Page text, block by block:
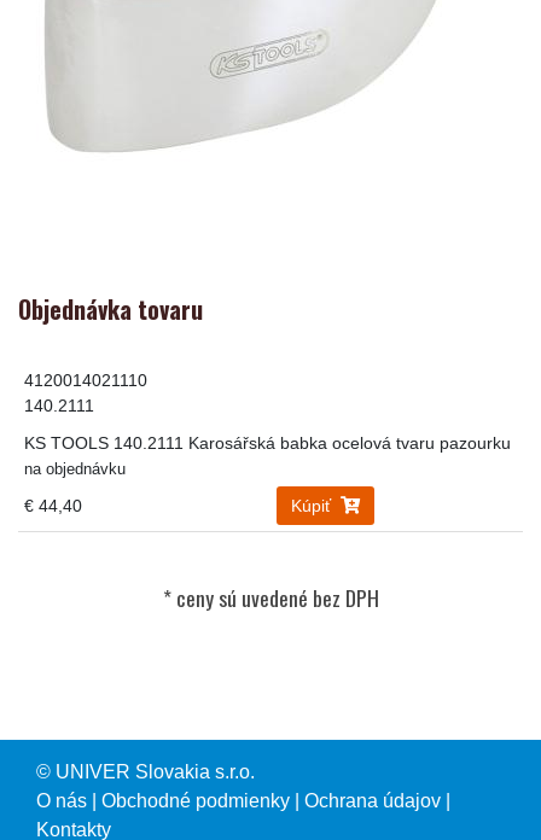
Objednávka tovaru
4120014021110
140.2111
KS TOOLS 140.2111 Karosářská babka ocelová tvaru pazourku
na objednávku
€ 44,40 Kúpiť
© UNIVER Slovakia s.r.o.
O nás
Obchodné podmienky Ochrana údajov
Kontakty